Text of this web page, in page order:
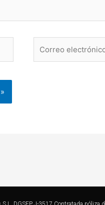
electrónico*